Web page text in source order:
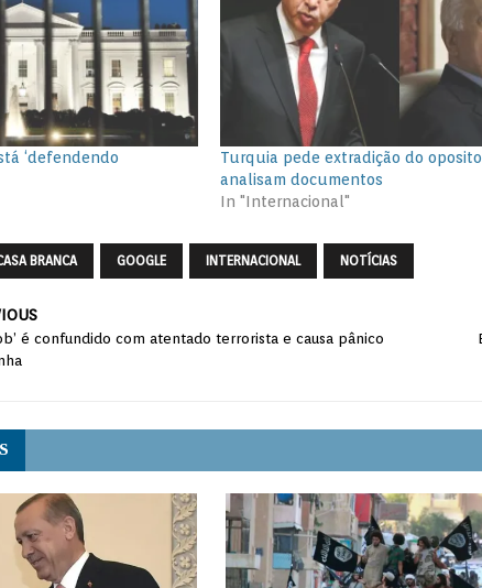
‘defendendo
Turquia pede extradição do
analisam documentos
In "Internacional"
BRANCA GOOGLE INTERNACIONAL NOTÍCIAS
é confundido com atentado terrorista e causa pânico